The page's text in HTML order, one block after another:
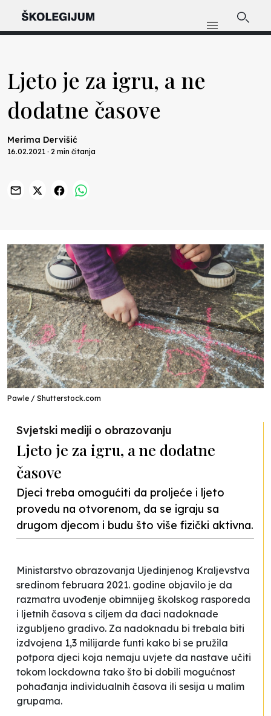
Ljeto je za igru, a ne
dodatne časove
Merima Dervišić
16.02.2021 · 2 min čitanja
Pawle / Shutterstock.com
Svjetski mediji o obrazovanju
Ljeto je za igru, a ne dodatne
časove
Djeci treba omogućiti da proljeće i ljeto
provedu na otvorenom, da se igraju sa
drugom djecom i budu što više fizički aktivna.
Ministarstvo obrazovanja Ujedinjenog Kraljevstva
sredinom februara 2021. godine objavilo je da
razmatra uvođenje obimnijeg školskog rasporeda
i ljetnih časova s ciljem da đaci nadoknade
izgubljeno gradivo. Za nadoknadu bi trebala biti
izdvojena 1,3 milijarde funti kako bi se pružila
potpora djeci koja nemaju uvjete da nastave učiti
tokom lockdowna tako što bi dobili mogućnost
pohađanja individualnih časova ili sesija u malim
grupama.